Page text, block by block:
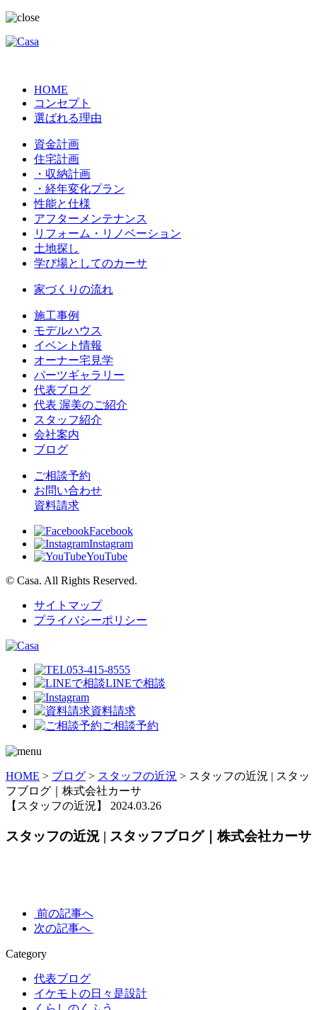
HOME
コンセプト
選ばれる理由
資金計画
住宅計画
・収納計画
・経年変化プラン
性能と仕様
アフターメンテナンス
リフォーム・リノベーション
土地探し
学び場としてのカーサ
家づくりの流れ
施工事例
モデルハウス
イベント情報
オーナー宅見学
パーツギャラリー
代表ブログ
代表 渥美のご紹介
スタッフ紹介
会社案内
ブログ
ご相談予約
お問い合わせ
資料請求
Facebook
Instagram
YouTube
© Casa. All Rights Reserved.
サイトマップ
プライバシーポリシー
053-415-8555
LINEで相談
資料請求
ご相談予約
HOME > ブログ > スタッフの近況 > スタッフの近況 | スタッ
フブログ｜株式会社カーサ
【スタッフの近況】 2024.03.26
スタッフの近況 | スタッフブログ｜株式会社カーサ
前の記事へ
次の記事へ
Category
代表ブログ
イケモトの日々是設計